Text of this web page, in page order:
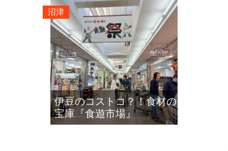
伊豆のコストコ？！食材の
宝庫『食遊市場』
沼津